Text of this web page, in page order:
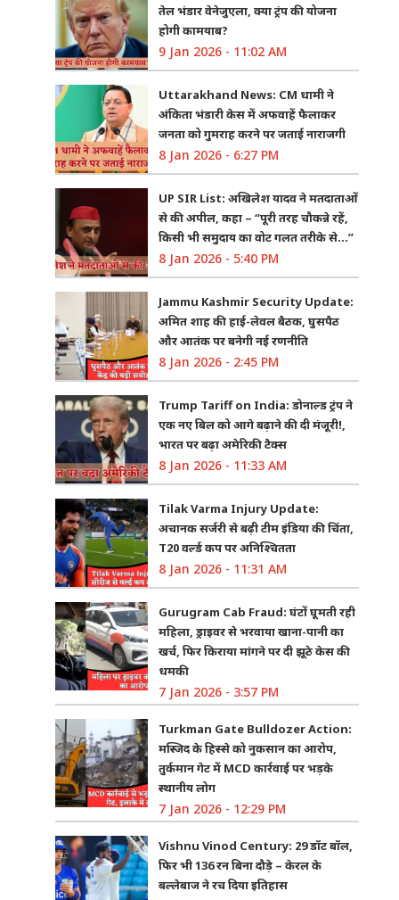
तेल भंडार वेनेजुएला, क्या ट्रंप की योजना
होगी कामयाब?
9 Jan 2026 - 11:02 AM
Uttarakhand News: CM धामी ने
अंकिता भंडारी केस में अफवाहें फैलाकर
जनता को गुमराह करने पर जताई नाराजगी
8 Jan 2026 - 6:27 PM
UP SIR List: अखिलेश यादव ने मतदाताओं
से की अपील, कहा – “पूरी तरह चौकन्ने रहें,
किसी भी समुदाय का वोट गलत तरीके से…”
8 Jan 2026 - 5:40 PM
Jammu Kashmir Security Update:
अमित शाह की हाई-लेवल बैठक, घुसपैठ
और आतंक पर बनेगी नई रणनीति
8 Jan 2026 - 2:45 PM
Trump Tariff on India: डोनाल्ड ट्रंप ने
एक नए बिल को आगे बढ़ाने की दी मंजूरी!,
भारत पर बढ़ा अमेरिकी टैक्स
8 Jan 2026 - 11:33 AM
Tilak Varma Injury Update:
अचानक सर्जरी से बढ़ी टीम इंडिया की चिंता,
T20 वर्ल्ड कप पर अनिश्चितता
8 Jan 2026 - 11:31 AM
Gurugram Cab Fraud: घंटों घूमती रही
महिला, ड्राइवर से भरवाया खाना-पानी का
खर्च, फिर किराया मांगने पर दी झूठे केस की
धमकी
7 Jan 2026 - 3:57 PM
Turkman Gate Bulldozer Action:
मस्जिद के हिस्से को नुकसान का आरोप,
तुर्कमान गेट में MCD कार्रवाई पर भड़के
स्थानीय लोग
7 Jan 2026 - 12:29 PM
Vishnu Vinod Century: 29 डॉट बॉल,
फिर भी 136 रन बिना दौड़े – केरल के
बल्लेबाज ने रच दिया इतिहास